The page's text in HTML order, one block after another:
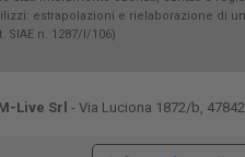
estrapolazioni e rielaborazione di
n. 1287/I/106)
M-Live Srl - Via Luciona 1872/b,